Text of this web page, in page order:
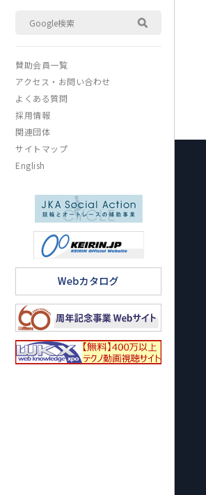
賛助会員一覧
アクセス・お問い合わせ
よくある質問
採用情報
関連団体
サイトマップ
English